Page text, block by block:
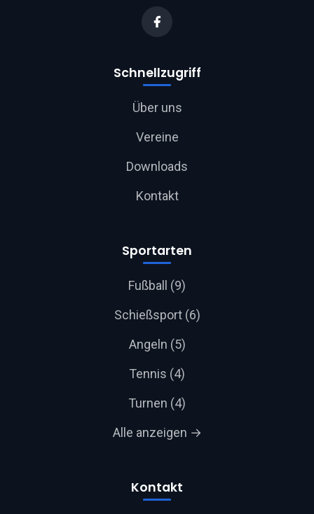
Schnellzugriff
Über uns
Vereine
Downloads
Kontakt
Sportarten
Fußball (9)
Schießsport (6)
Angeln (5)
Tennis (4)
Turnen (4)
Alle anzeigen →
Kontakt